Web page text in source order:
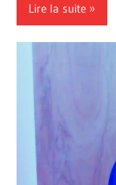
Lire la suite